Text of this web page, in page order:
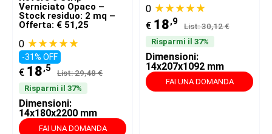
Verniciato Opaco –
Stock residuo: 2 mq –
Offerta: € 51,25
0 ★★★★★
-31% OFF
€ 18,5 List: 29,48 €
Risparmi il 37%
Dimensioni:
14x180x2200 mm
FAI UNA DOMANDA
0 ★★★★★
€ 18,9 List: 30,12 €
Risparmi il 37%
Dimensioni:
14x207x1092 mm
FAI UNA DOMANDA